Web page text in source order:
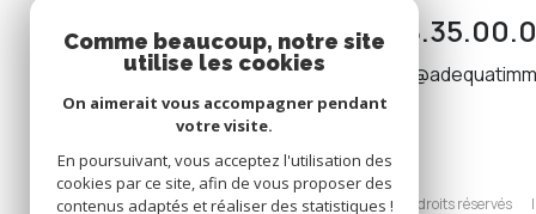
© 2026 | Tous droits réservés
Comme beaucoup, notre site
utilise les cookies
On aimerait vous accompagner pendant
votre visite.
En poursuivant, vous acceptez l'utilisation des
cookies par ce site, afin de vous proposer des
contenus adaptés et réaliser des statistiques !